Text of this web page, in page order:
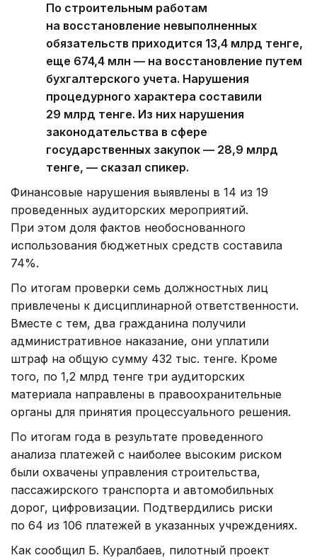
По строительным работам
на восстановление невыполненных
обязательств приходится 13,4 млрд тенге,
еще 674,4 млн — на восстановление путем
бухгалтерского учета. Нарушения
процедурного характера составили
29 млрд тенге. Из них нарушения
законодательства в сфере
государственных закупок — 28,9 млрд
тенге, — сказал спикер.
Финансовые нарушения выявлены в 14 из 19
проведенных аудиторских мероприятий.
При этом доля фактов необоснованного
использования бюджетных средств составила
74%.
По итогам проверки семь должностных лиц
привлечены к дисциплинарной ответственности.
Вместе с тем, два гражданина получили
административное наказание, они уплатили
штраф на общую сумму 432 тыс. тенге. Кроме
того, по 1,2 млрд тенге три аудиторских
материала направлены в правоохранительные
органы для принятия процессуального решения.
По итогам года в результате проведенного
анализа платежей с наиболее высоким риском
были охвачены управления строительства,
пассажирского транспорта и автомобильных
дорог, цифровизации. Подтвердились риски
по 64 из 106 платежей в указанных учреждениях.
Как сообщил Б. Куралбаев, пилотный проект